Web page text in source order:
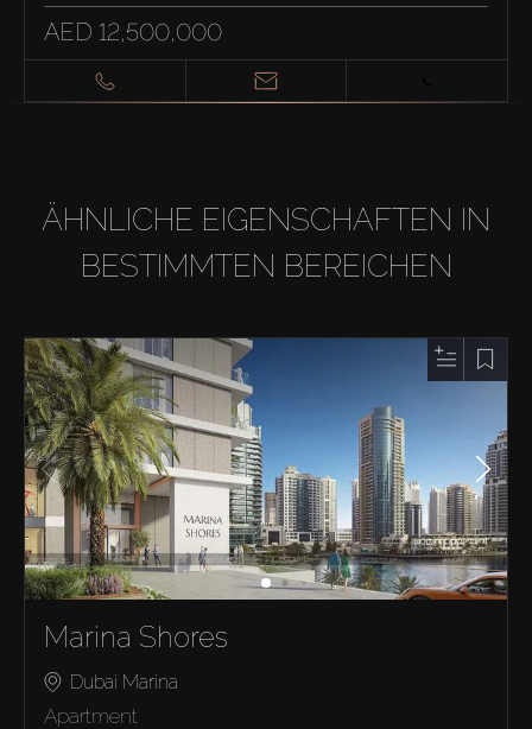
AED 12,500,000
ÄHNLICHE EIGENSCHAFTEN IN
BESTIMMTEN BEREICHEN
Marina Shores
Dubai Marina
Apartment